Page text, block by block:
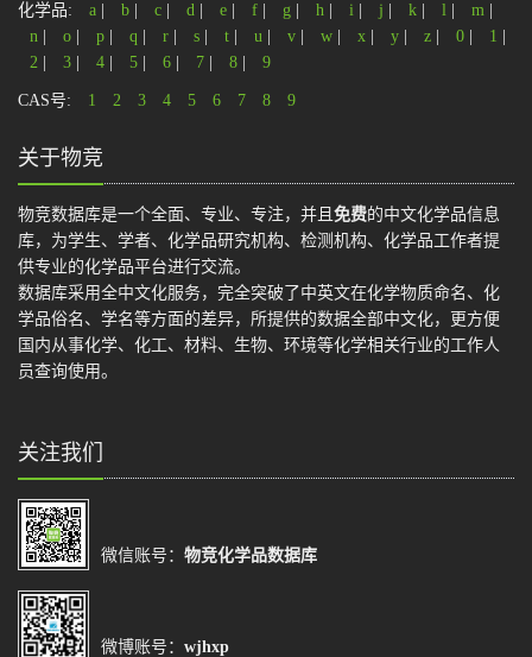
化学品: a b c d e f g h i j k l m
n
o p q r s t u v w x y z 0 1
2
3 4 5 6 7 8 9
CAS号: 1 2 3 4 5 6 7 8 9
关于物竞
物竞数据库是一个全面、专业、专注，并且 免费的中文化学品信息
库，为学生、学者、化学品研究机构、检测机构、化学品工作者提
供专业的化学品平台进行交流。
数据库采用全中文化服务，完全突破了中英文在化学物质命名、化
学品俗名、学名等方面的差异，所提供的数据全部中文化，更方便
国内从事化学、化工、材料、生物、环境等化学相关行业的工作人
员查询使用。
关注我们
微信账号： 物竞化学品数据库
微博账号： wjhxp